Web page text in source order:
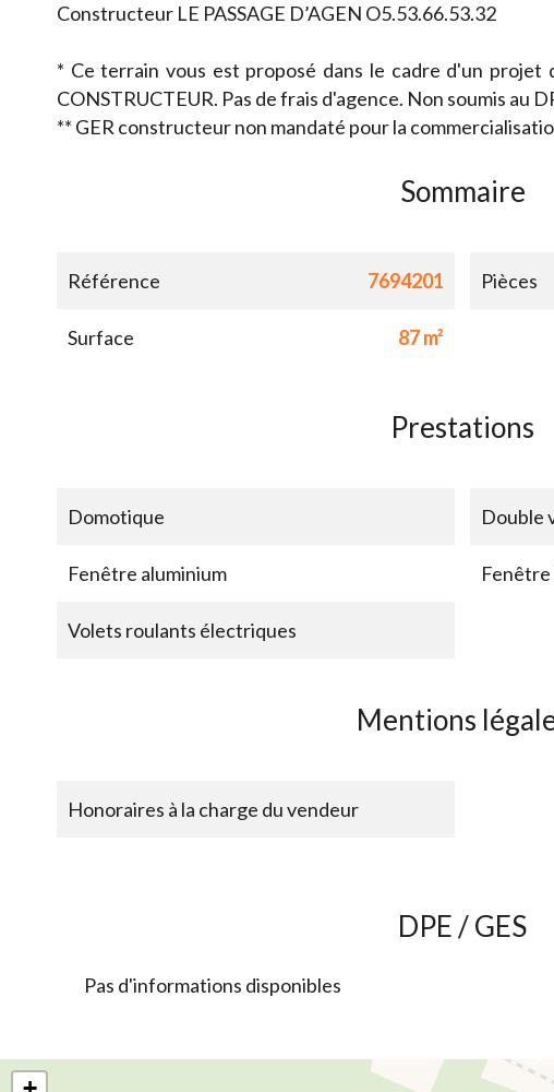
Constructeur LE PASSAGE D’AGEN O5.53.66.53.32
* Ce terrain vous est proposé dans le cadre d'un projet
CONSTRUCTEUR. Pas de frais d'agence. Non soumis au
** GER constructeur non mandaté pour la
Sommaire
Référence 7694201 Pièces
Surface 87 m²
Prestations
Domotique Double
Fenêtre aluminium Fenêtre
Volets roulants électriques
Mentions
Honoraires à la charge du vendeur
DPE / GES
Pas d'informations disponibles